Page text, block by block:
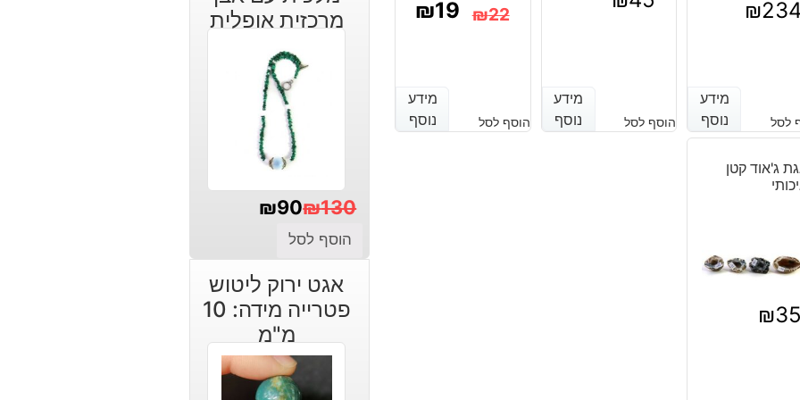
₪234
מידע
נוסף
לסל
מידע
נוסף
מידע
נוסף
הוסף לסל
מידע
נוסף
₪22
₪22.
₪19
₪19.
מידע
נוסף
הוסף לסל
מידע
נוסף
ג'אוד קטן
₪35
מרכזית אופלית
₪130
המחיר
המקורי
היה:
₪130.
₪90
המחיר
הנוכחי
הוא:
₪90.
הוסף לסל
אגט ירוק ליטוש
פטרייה מידה: 10
מ"מ